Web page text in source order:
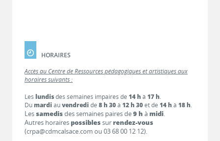
HORAIRES
Accès au Centre de Ressources pédagogiques et artistiques aux
horaires suivants :
Les lundisdes semaines impaires de 14 hà 17 h.
Dumardi auvendredi de 8 h 30à 12 h 30et de 14 hà 18 h.
Lessamedisdes semaines paires de9 h à midi.
Autres horaires possiblessur rendez-vous
(crpa@cdmcalsace.com ou 03 68 00 12 12).